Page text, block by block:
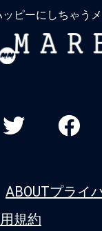
ピーにしちゃう
ABOUTプライ
規約